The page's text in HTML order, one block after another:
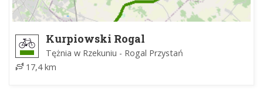
Kurpiowski Rogal
Tężnia w Rzekuniu - Rogal Przystań
17,4 km